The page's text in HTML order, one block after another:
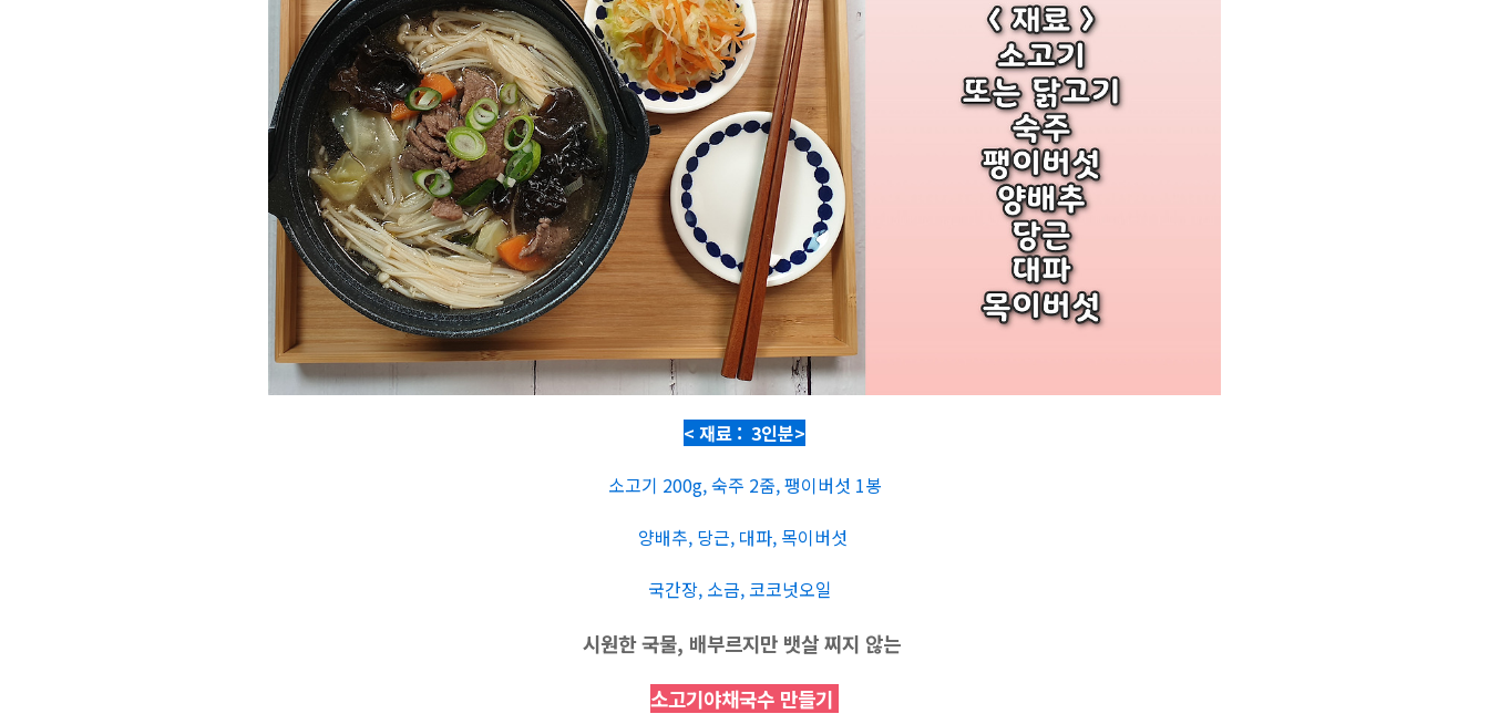
< 재료 : 3인분>
소고기 200g, 숙주 2줌, 팽이버섯 1봉
양배추, 당근, 대파, 목이버섯
국간장, 소금, 코코넛오일
시원한 국물, 배부르지만 뱃살 찌지 않는
소고기야채국수 만들기